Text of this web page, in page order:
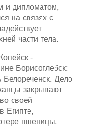
и дипломатом,
на связях с
части тела.
-
Борисоглебск:
Дело
закрывают
своей
Египте,
пшеницы.